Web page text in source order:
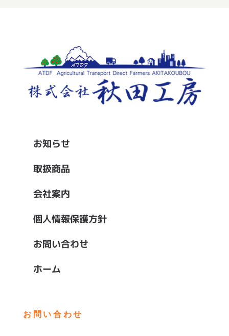
お知らせ
取扱商品
会社案内
個人情報保護方針
お問い合わせ
ホーム
お問い合わせ